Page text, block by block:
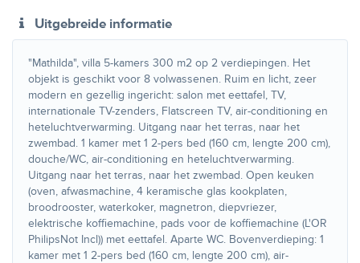
Uitgebreide informatie
"Mathilda", villa 5-kamers 300 m2 op 2 verdiepingen. Het
objekt is geschikt voor 8 volwassenen. Ruim en licht, zeer
modern en gezellig ingericht: salon met eettafel, TV,
internationale TV-zenders, Flatscreen TV, air-conditioning en
heteluchtverwarming. Uitgang naar het terras, naar het
zwembad. 1 kamer met 1 2-pers bed (160 cm, lengte 200 cm),
douche/WC, air-conditioning en heteluchtverwarming.
Uitgang naar het terras, naar het zwembad. Open keuken
(oven, afwasmachine, 4 keramische glas kookplaten,
broodrooster, waterkoker, magnetron, diepvriezer,
elektrische koffiemachine, pads voor de koffiemachine (L'OR
PhilipsNot Incl)) met eettafel. Aparte WC. Bovenverdieping: 1
kamer met 1 2-pers bed (160 cm, lengte 200 cm), air-